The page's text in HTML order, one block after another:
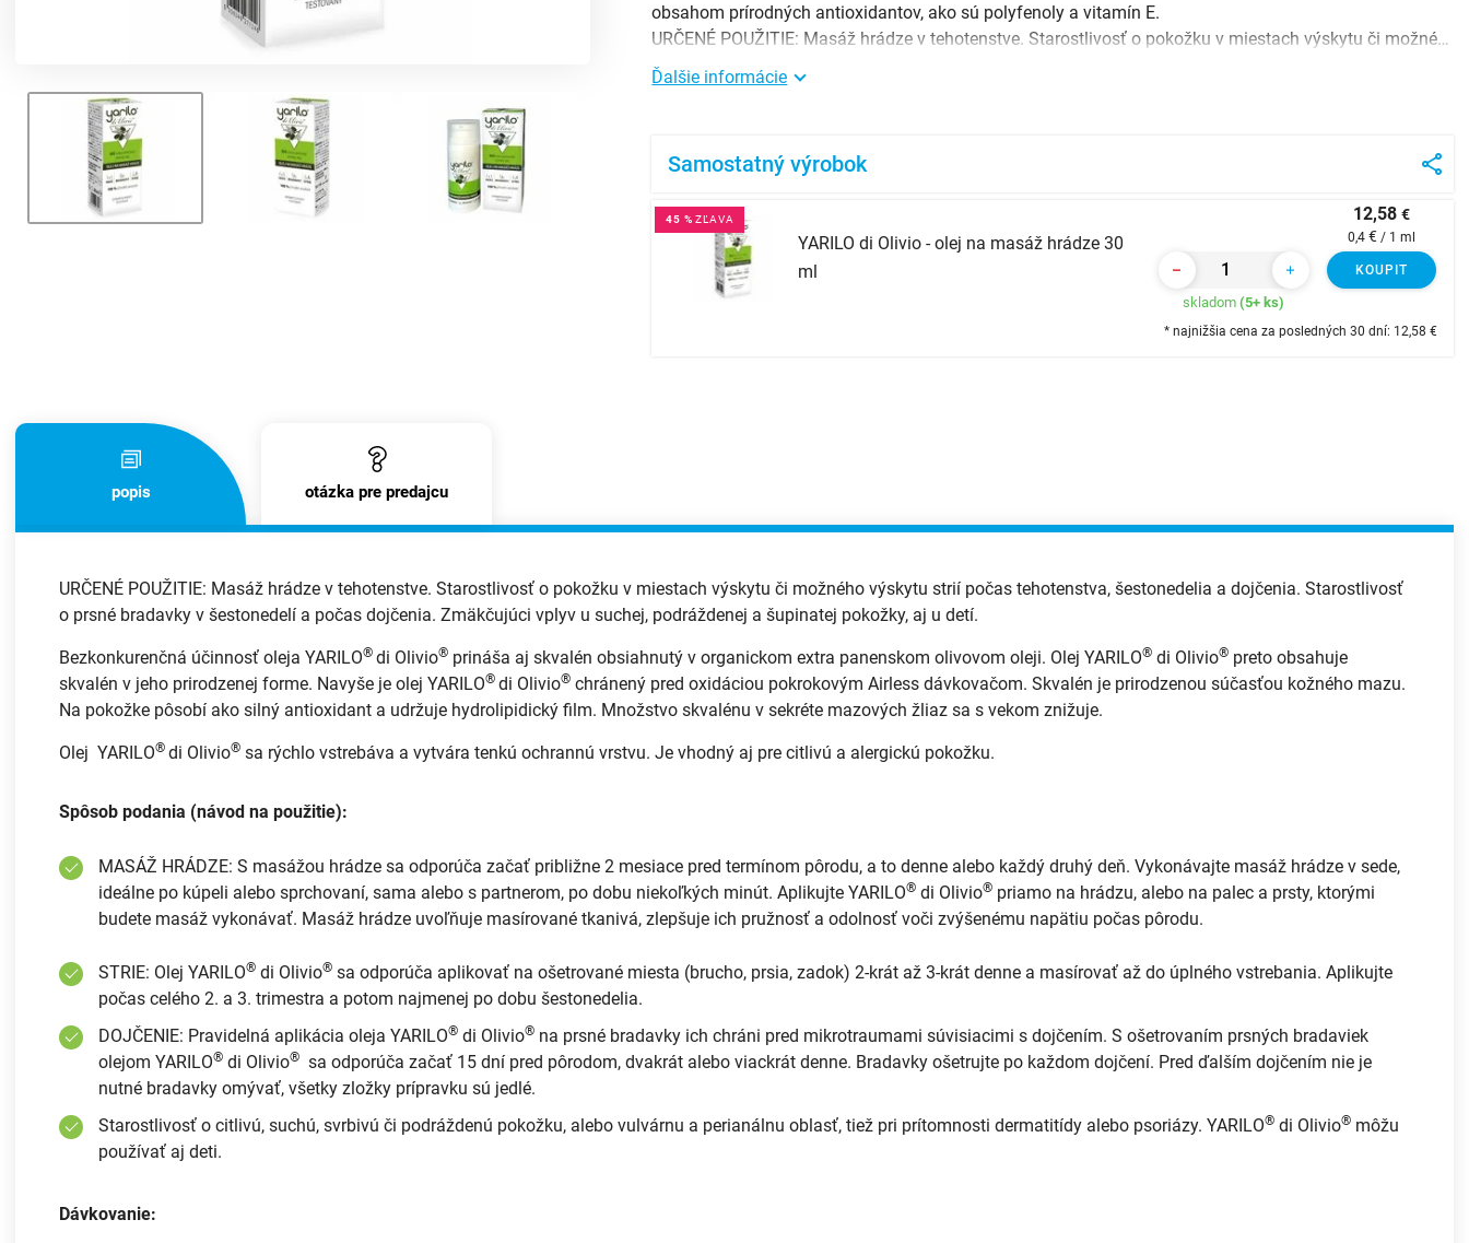
obsahom prírodných antioxidantov, ako sú polyfenoly a vitamín E.
URČENÉ POUŽITIE: Masáž hrádze v tehotenstve. Starostlivosť o pokožku v miestach výskytu či možného výskytu str ...
Ďalšie informácie
Samostatný výrobok
YARILO di Olivio - olej na masáž hrádze 30
ml
45 % ZĽAVA 12,58 €
0,4 €/ 1 ml
KOUPIT
skladom(5+ ks)
* najnižšia cena za posledných 30 dní: 12,58 €
popis otázka pre predajcu
URČENÉ POUŽITIE: Masáž hrádze v tehotenstve. Starostlivosť o pokožku v miestach výskytu či možného výskytu strií počas tehotenstva, šestonedelia a dojčenia. Starostlivosť
o prsné bradavky v šestonedelí a počas dojčenia. Zmäkčujúci vplyv u suchej, podráždenej a šupinatej pokožky, aj u detí.
Bezkonkurenčná účinnosť oleja YARILO® di Olivio® prináša aj skvalén obsiahnutý v organickom extra panenskom olivovom oleji. Olej YARILO® di Olivio® preto obsahuje
skvalén v jeho prirodzenej forme. Navyše je olej YARILO® di Olivio® chránený pred oxidáciou pokrokovým Airless dávkovačom. Skvalén je prirodzenou súčasťou kožného mazu.
Na pokožke pôsobí ako silný antioxidant a udržuje hydrolipidický film. Množstvo skvalénu v sekréte mazových žliaz sa s vekom znižuje.
Olej YARILO® di Olivio® sa rýchlo vstrebáva a vytvára tenkú ochrannú vrstvu. Je vhodný aj pre citlivú a alergickú pokožku.
Spôsob podania (návod na použitie):
MASÁŽ HRÁDZE: S masážou hrádze sa odporúča začať približne 2 mesiace pred termínom pôrodu, a to denne alebo každý druhý deň. Vykonávajte masáž hrádze v sede,
ideálne po kúpeli alebo sprchovaní, sama alebo s partnerom, po dobu niekoľkých minút. Aplikujte YARILO® di Olivio® priamo na hrádzu, alebo na palec a prsty, ktorými
budete masáž vykonávať. Masáž hrádze uvoľňuje masírované tkanivá, zlepšuje ich pružnosť a odolnosť voči zvýšenému napätiu počas pôrodu.
STRIE: Olej YARILO® di Olivio® sa odporúča aplikovať na ošetrované miesta (brucho, prsia, zadok) 2-krát až 3-krát denne a masírovať až do úplného vstrebania. Aplikujte
počas celého 2. a 3. trimestra a potom najmenej po dobu šestonedelia.
DOJČENIE: Pravidelná aplikácia oleja YARILO® di Olivio® na prsné bradavky ich chráni pred mikrotraumami súvisiacimi s dojčením. S ošetrovaním prsných bradaviek
olejom YARILO® di Olivio® sa odporúča začať 15 dní pred pôrodom, dvakrát alebo viackrát denne. Bradavky ošetrujte po každom dojčení. Pred ďalším dojčením nie je
nutné bradavky omývať, všetky zložky prípravku sú jedlé.
Starostlivosť o citlivú, suchú, svrbivú či podráždenú pokožku, alebo vulvárnu a perianálnu oblasť, tiež pri prítomnosti dermatitídy alebo psoriázy. YARILO® di Olivio® môžu
používať aj deti.
Dávkovanie: